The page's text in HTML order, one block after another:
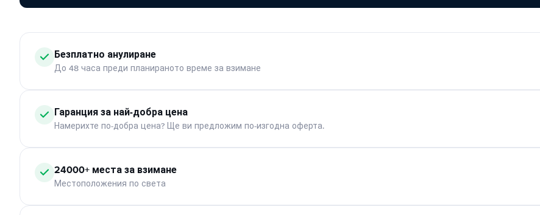
Безплатно анулиране
До 48 часа преди планираното време за взимане
Гаранция за най-добра цена
Намерихте по-добра цена? Ще ви предложим по-изгодна оферта.
24000+ места за взимане
Местоположения по света